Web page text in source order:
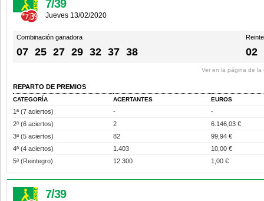
7/39
Jueves 13/02/2020
Combinación ganadora
07 25 27 29 32 37 38 02
Ver en la página de la
REPARTO DE PREMIOS
CATEGORÍA ACERTANTES EUROS
1ª (7 aciertos) -
-
2ª (6 aciertos)
2
6.146,03 €
3ª (5 aciertos)
82
99,94 €
4ª (4 aciertos)
1.403
10,00 €
5ª (Reintegro)
12.300 1,00 €
7/39